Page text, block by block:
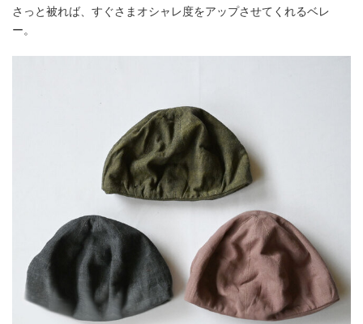
さっと被れば、すぐさまオシャレ度をアップさせてくれるベレ
ー。